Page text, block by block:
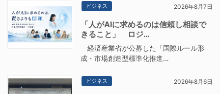
ビジネス 2026年8月7日
「人がAIに求めるのは信頼し相談で
きること」 ロジ…
経済産業省が公募した「国際ルール形
成・市場創造型標準化推進…
ビジネス 2026年8月6日